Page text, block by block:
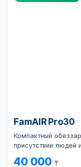
FamAIR Pro30
Компактный
присутствии людей
40 000 ₸